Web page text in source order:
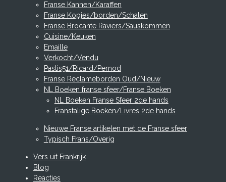
Franse Kannen/Karaffen
Franse Kopjes/borden/Schalen
Franse Brocante Raviers/Sauskommen
Cuisine/Keuken
Emaille
Verkocht/Vendu
Pastis51/Ricard/Pernod
Franse Reclameborden Oud/Nieuw
NL Boeken franse sfeer/Franse Boeken
NL Boeken Franse Sfeer 2de hands
Franstalige Boeken/Livres 2de hands
Nieuwe Franse artikelen met de Franse sfeer
Typisch Frans/Overig
Vers uit Frankrijk
Blog
Reacties